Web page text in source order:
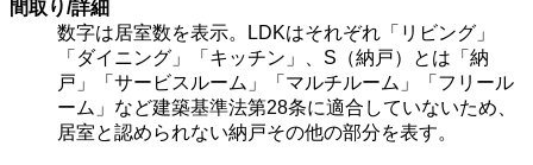
間取り/詳細
数字は居室数を表示。LDKはそれぞれ「リビング」
「ダイニング」「キッチン」、S（納戸）とは「納
戸」「サービスルーム」「マルチルーム」「フリール
ーム」など建築基準法第28条に適合していないため、
居室と認められない納戸その他の部分を表す。